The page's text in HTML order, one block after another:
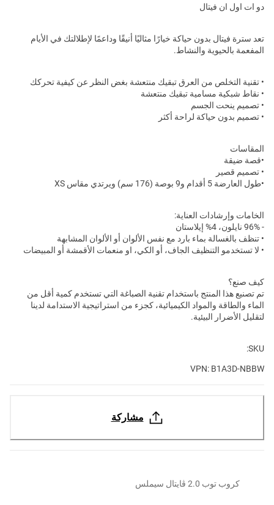
دو ات اول ان فيتال
تعد سترة فيتال بدون حياكة خيارًا مثاليًا أنيقًا وداعمًا لإطلالتك في الأيام
المفعمة بالحيوية والنشاط.
• تقنية التخلص من العرق تبقيك منتعشة بغض النظر عن كيفية تحركك
• نقاط شبكية مسامية تبقيك منتعشة
• تصميم ينحت الجسم
• تصميم بدون حياكة لراحة أكثر
المقاسات
•قصة ضيقة
• تصميم قصير
•طول العارضة 5 أقدام و9 بوصة (176 سم) ويرتدي مقاس XS
الخامات وإرشادات العناية:
- 96% نايلون، 4% إيلاستان
• تنظف بالغسالة بماء بارد مع نفس الألوان أو الألوان المشابهة
• لا تستخدمو التنظيف الجاف، أو الكي، او منعمات الأقمشة أو المبيضات
كيف صنع؟
تم تصنيع هذا المنتج باستخدام تقنية الصباغة التي تستخدم كمية أقل من
الماء والطاقة والمواد الكيميائية، كجزء من استراتيجية الاستدامة لدينا
لتقليل الأضرار البيئية.
SKU:
VPN: B1A3D-NBBW
مشاركة
كروب توب 2.0 ڤايتال سيملس